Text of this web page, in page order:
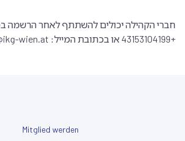
חברי הקהילה יכולים להשתתף לאחר הרשמה
+43153104199 או בכתובת המייל: office@ikg-wien.at
Mitglied werden